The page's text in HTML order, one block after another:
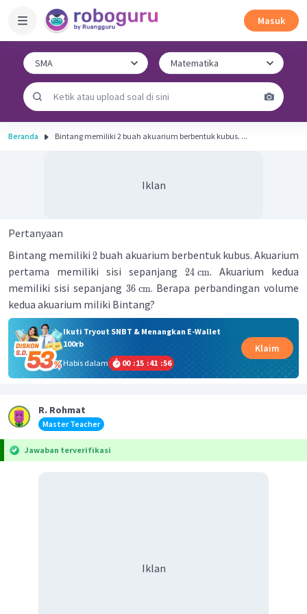
Masuk
Beranda Bintang memiliki 2 buah akuarium berbentuk kubus. ...
Iklan
Pertanyaan
Bintang memiliki2 buah akuarium berbentuk kubus. Akuarium
pertama memiliki sisi sepanjang 24 cm. Akuarium kedua
memiliki sisi sepanjang 36 cm. Berapa perbandingan volume
kedua akuarium miliki Bintang?
Ikuti Tryout SNBT & Menangkan E-Wallet
100rb
Habis dalam
00 :15 :41 :56
Klaim
R. Rohmat
Master Teacher
Jawaban terverifikasi
Iklan